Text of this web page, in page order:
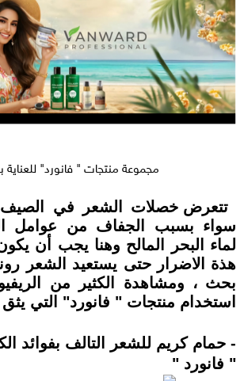
مجموعة منتجات " فانورد" للعناية
تتعرض خصلات الشعر في الصيف
سواء بسبب الجفاف من عوامل
لماء البحر المالح وهنا يجب أن
هذة الاضرار حتى يستعيد الشعر
بحث ، ومشاهدة الكثير من
استخدام منتجات " فانورد" التي يثق
- حمام كريم للشعر التالف بفوائد
" فانورد "